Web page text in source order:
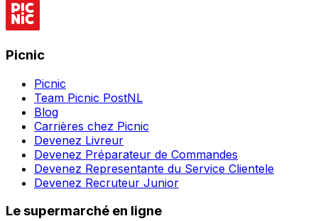
Picnic
Picnic
Team Picnic PostNL
Blog
Carrières chez Picnic
Devenez Livreur
Devenez Préparateur de Commandes
Devenez Representante du Service Clientele
Devenez Recruteur Junior
Le supermarché en ligne